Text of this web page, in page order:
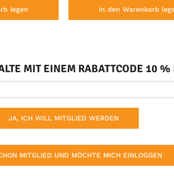
legen In den Warenkorb
MIT EINEM RABATTCODE 10
JA, ICH WILL MITGLIED WERDEN
MITGLIED UND MÖCHTE MICH EINLOGGEN